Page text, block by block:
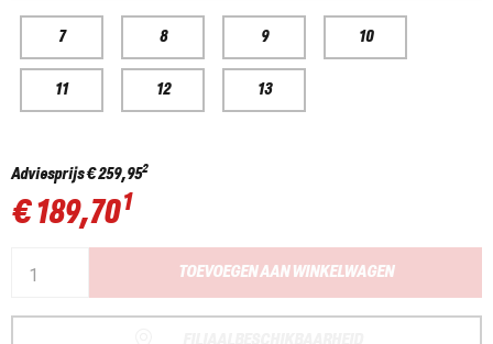
7 8 9 10
11 12 13
Adviesprijs€ 259,952
€ 189,701
TOEVOEGEN AAN WINKELWAGEN